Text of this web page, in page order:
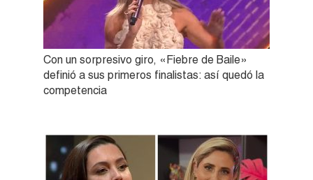
Con un sorpresivo giro, «Fiebre de Baile»
definió a sus primeros finalistas: así quedó la
competencia